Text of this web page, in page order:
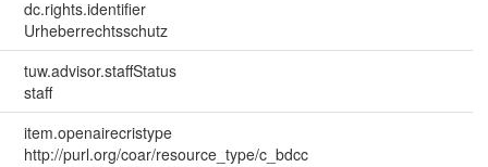
dc.rights.identifier
Urheberrechtsschutz
tuw.advisor.staffStatus
staff
item.openairecristype
http://purl.org/coar/resource_type/c_bdcc